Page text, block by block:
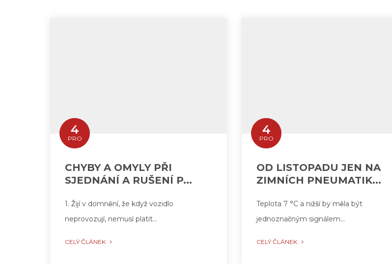
4
PRO
CHYBY A OMYLY PŘI
SJEDNÁNÍ A RUŠENÍ P...
1. Žijí v domnění, že když vozidlo
neprovozují, nemusí platit…
CELÝ ČLÁNEK
4
PRO
OD LISTOPADU JEN NA
ZIMNÍCH PNEUMATIK...
Teplota 7 °C a nižší by měla být
jednoznačným signálem…
CELÝ ČLÁNEK